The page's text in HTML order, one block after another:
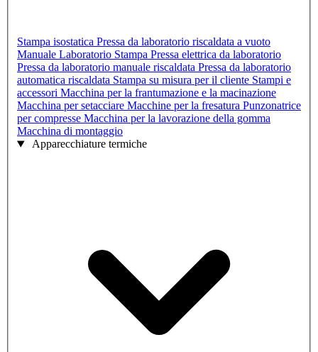
Stampa isostatica Pressa da laboratorio riscaldata a vuoto
Manuale Laboratorio Stampa Pressa elettrica da laboratorio
Pressa da laboratorio manuale riscaldata Pressa da laboratorio
automatica riscaldata Stampa su misura per il cliente Stampi e
accessori Macchina per la frantumazione e la macinazione
Macchina per setacciare Macchine per la fresatura Punzonatrice
per compresse Macchina per la lavorazione della gomma
Macchina di montaggio
Apparecchiature termiche